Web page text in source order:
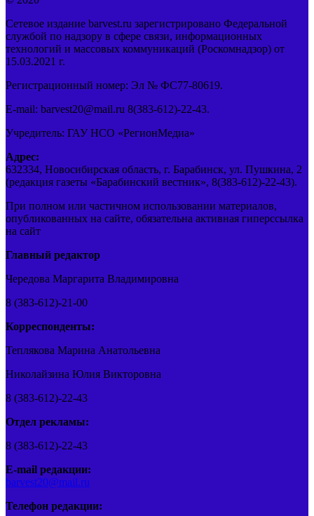
Сетевое издание barvest.ru зарегистрировано Федеральной
службой по надзору в сфере связи, информационных
технологий и массовых коммуникаций (Роскомнадзор) от
15.03.2021 г.
Регистрационный номер: Эл № ФС77-80619.
E-mail: barvest20@mail.ru 8(383-612)-22-43.
Учредитель: ГАУ НСО «РегионМедиа»
Адрес:
632334, Новосибирская область, г. Барабинск, ул. Пушкина, 2
(редакция газеты «Барабинский вестник», 8(383-612)-22-43).
При полном или частичном использовании материалов,
опубликованных на сайте, обязательна активная гиперссылка
на сайт
Главный редактор
Чередова Маргарита Владимировна
8 (383-612)-21-00
Корреспонденты:
Теплякова Марина Анатольевна
Николайзина Юлия Викторовна
8 (383-612)-22-43
Отдел рекламы:
8 (383-612)-22-43
E-mail редакции:
barvest20@mail.ru
Телефон редакции: